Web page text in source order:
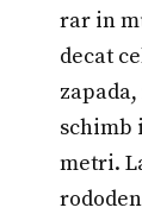
rar in
decat
schimb
metri.